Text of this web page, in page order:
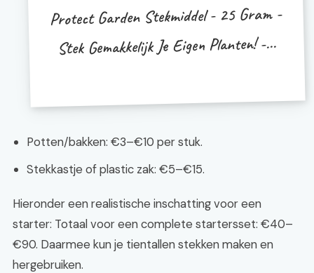
Protect Garden Stekmiddel - 25 Gram -
Stek Gemakkelijk Je Eigen Planten! -...
Potten/bakken: €3–€10 per stuk.
Stekkastje of plastic zak: €5–€15.
Hieronder een realistische inschatting voor een
starter: Totaal voor een complete startersset: €40–
€90. Daarmee kun je tientallen stekken maken en
hergebruiken.